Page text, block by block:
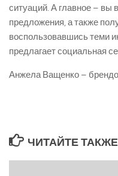
ситуаций. А главное – вы
предложения, а также
воспользовавшись теми
предлагает социальная
Анжела Ващенко –
ЧИТАЙТЕ